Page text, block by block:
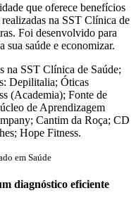
que oferece benefícios
na SST Clínica de
Foi desenvolvido para
sua saúde e economizar.
na SST Clínica de Saúde;
Depilitalia; Óticas
(Academia); Fonte de
de Aprendizagem
Cantim da Roça; CD
Hope Fitness.
em Saúde
diagnóstico eficiente